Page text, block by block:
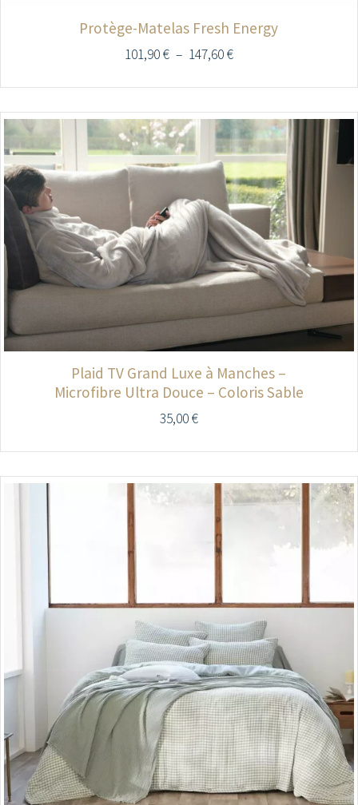
Protège-Matelas Fresh Energy
101,90€ – 147,60€
Plaid TV Grand Luxe à Manches –
Microfibre Ultra Douce – Coloris Sable
35,00€